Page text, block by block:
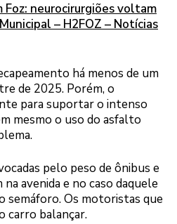
Foz: neurocirurgiões voltam
– H2FOZ – Notícias
há menos de um
de 2025. Porém, o
para suportar o intenso
mesmo o uso do asfalto
pelo peso de ônibus e
avenida e no caso daquele
semáforo. Os motoristas que
carro balançar.